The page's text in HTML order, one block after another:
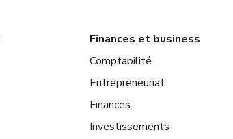
Finances et business
Comptabilité
Entrepreneuriat
Finances
Investissements